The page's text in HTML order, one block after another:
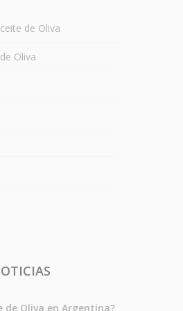
de Oliva
Oliva
de Oliva en Argentina?